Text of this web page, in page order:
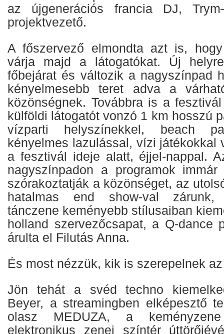
az újgenerációs francia DJ,Trym
projektvezető.
A főszervező elmondta azt is,
várja majd a látogatókat. Új
főbejárat és változik a nagyszínpad
kényelmesebb teret adva a
közönségnek. Továbbra is a
külföldi látogatót vonzó 1 km hosszú
vízparti helyszínekkel, beach
kényelmes lazulással, vízi játékokkal
a fesztivál ideje alatt, éjjel-nappal.
nagyszínpadon a programok
szórakoztatják a közönséget, az
hatalmas end show-val zárunk,
tánczene keményebb stílusaiban
holland szervezőcsapat, a Q-dance
árulta el Filutás Anna.
És most nézzük, kik is szerepelnek
Jön tehát a svéd techno
Beyer, a streamingben elképesztő
olasz MEDUZA, a
elektronikus zenei színtér